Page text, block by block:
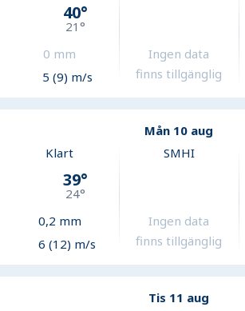
40°
21°
0 mm
5 (9) m/s
Ingen data
finns tillgänglig
Mån 10 aug
Klart
39°
24°
0,2 mm
6 (12) m/s
SMHI
Ingen data
finns tillgänglig
Tis 11 aug